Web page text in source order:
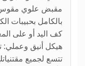
مقبض علوي مقوس
بالكامل بحبيبات
كف اليد أو على
هيكل أنيق وعملي:
تتسع لجميع